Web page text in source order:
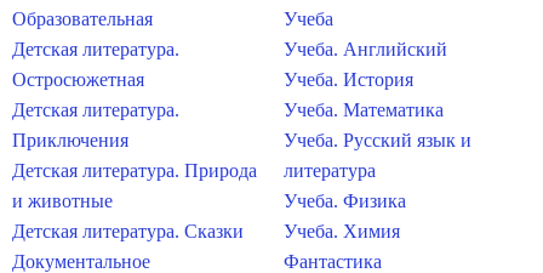
Образовательная
Детская литература.
Остросюжетная
Детская литература.
Приключения
Детская литература. Природа
и животные
Детская литература. Сказки
Документальное
Учеба
Учеба. Английский
Учеба. История
Учеба. Математика
Учеба. Русский язык и
литература
Учеба. Физика
Учеба. Химия
Фантастика